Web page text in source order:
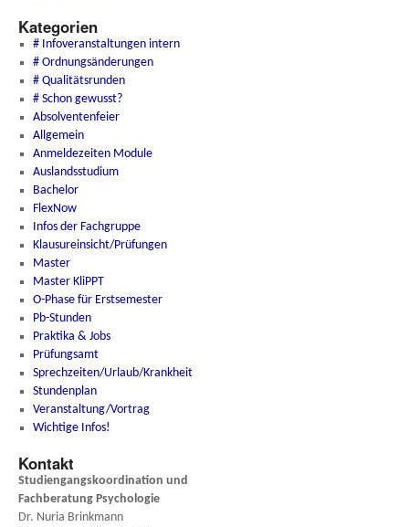
Kategorien
# Infoveranstaltungen intern
# Ordnungsänderungen
# Qualitätsrunden
# Schon gewusst?
Absolventenfeier
Allgemein
Anmeldezeiten Module
Auslandsstudium
Bachelor
FlexNow
Infos der Fachgruppe
Klausureinsicht/Prüfungen
Master
Master KliPPT
O-Phase für Erstsemester
Pb-Stunden
Praktika & Jobs
Prüfungsamt
Sprechzeiten/Urlaub/Krankheit
Stundenplan
Veranstaltung/Vortrag
Wichtige Infos!
Kontakt
Studiengangskoordination und
Fachberatung Psychologie
Dr. Nuria Brinkmann